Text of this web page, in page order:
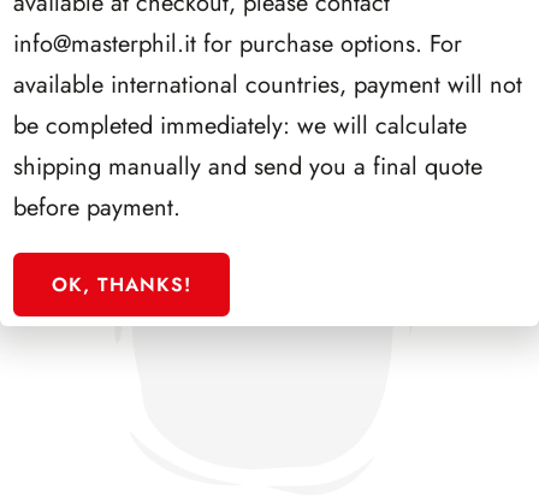
info@masterphil.it for purchase options. For
available international countries, payment will not
be completed immediately: we will calculate
shipping manually and send you a final quote
before payment.
OK, THANKS!